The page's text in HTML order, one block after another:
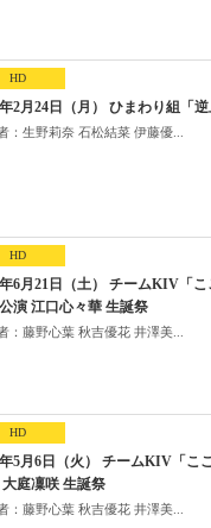
HD
2月24日（月） ひまわり組「
：生野莉奈 石松結菜 伊藤優...
HD
6月21日（土） チームKIV「
演 江口心々華 生誕祭
：藤野心葉 秋吉優花 井澤美...
HD
5月6日（火） チームKIV「こ
庭凜咲 生誕祭
：藤野心葉 秋吉優花 井澤美...